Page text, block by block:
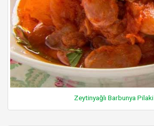
Zeytinyağlı Barbunya Pilaki